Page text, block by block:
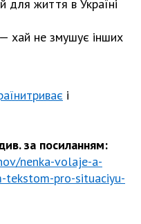
життя в Україні
хай не змушує інших
і
за посиланням:
nenka-volaje-a-
pro-situaciyu-